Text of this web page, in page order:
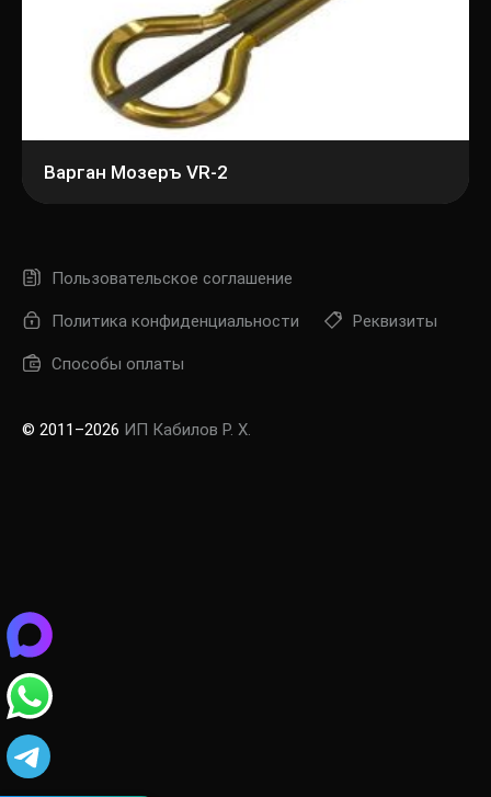
Варган Мозеръ VR-2
Пользовательское соглашение
Политика конфиденциальности Реквизиты
Способы оплаты
© 2011–2026 ИП Кабилов Р. Х.